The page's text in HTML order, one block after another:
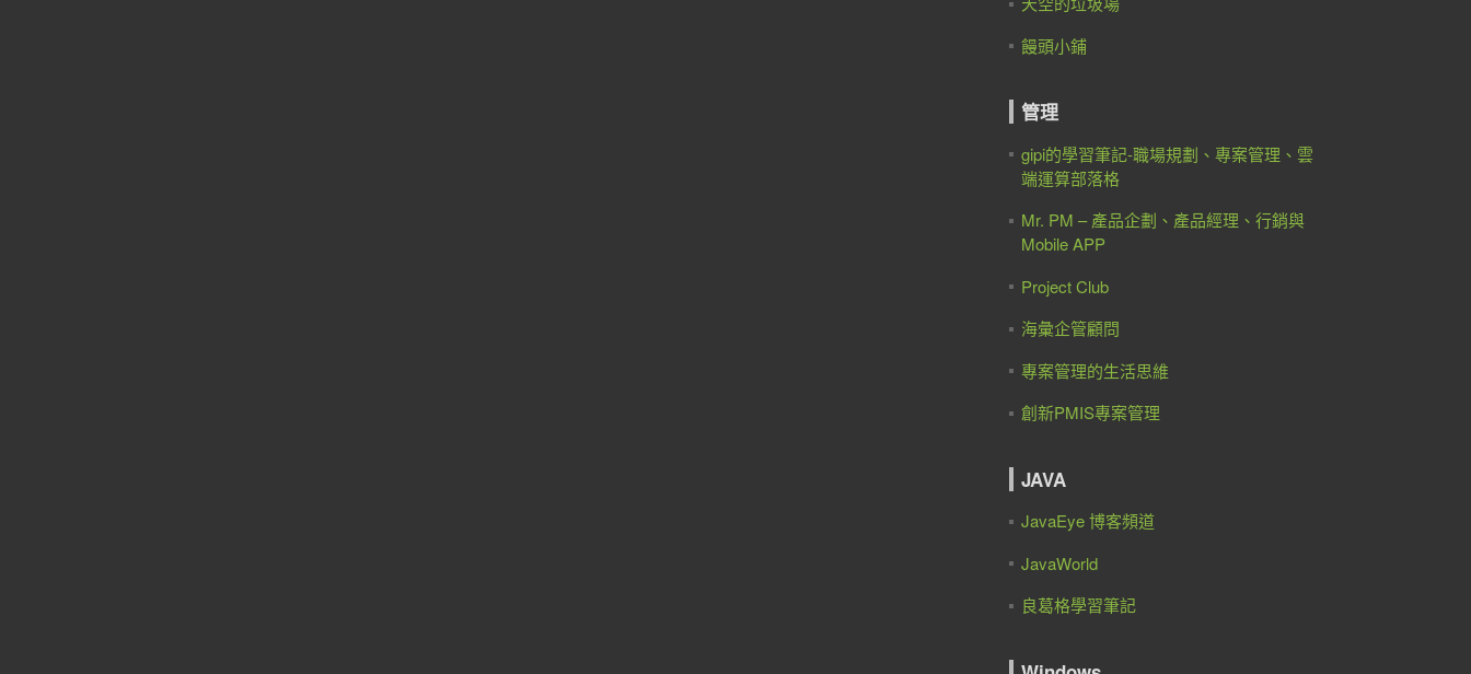
饅頭小鋪
管理
gipi的學習筆記-職場規劃、專案管理、雲
端運算部落格
Mr. PM – 產品企劃、產品經理、行銷與
Mobile APP
Project Club
海彙企管顧問
專案管理的生活思維
創新PMIS專案管理
JAVA
JavaEye 博客頻道
JavaWorld
良葛格學習筆記